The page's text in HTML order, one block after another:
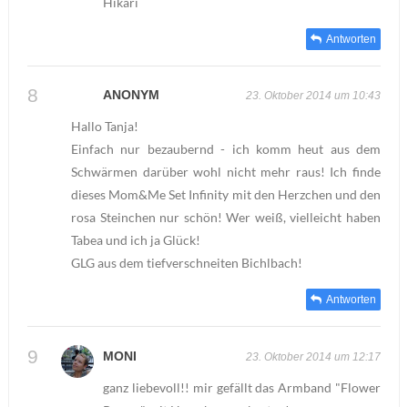
Antworten
ANONYM 23. Oktober 2014 um 10:43
Hallo Tanja!
Einfach nur bezaubernd - ich komm heut aus dem
Schwärmen darüber wohl nicht mehr raus! Ich finde
dieses Mom&Me Set Infinity mit den Herzchen und den
rosa Steinchen nur schön! Wer weiß, vielleicht haben
Tabea und ich ja Glück!
GLG aus dem tiefverschneiten Bichlbach!
Antworten
MONI 23. Oktober 2014 um 12:17
ganz liebevoll!! mir gefällt das Armband "Flower